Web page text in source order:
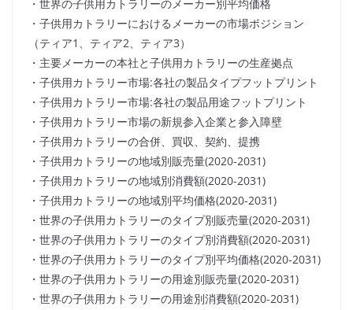
・世界の子供用カトラリーのメーカー別平均価格
・子供用カトラリーにおけるメーカーの市場ポジション
（ティア1、ティア2、ティア3）
・主要メーカーの本社と子供用カトラリーの生産拠点
・子供用カトラリー市場:各社の製品タイプフットプリント
・子供用カトラリー市場:各社の製品用途フットプリント
・子供用カトラリー市場の新規参入企業と参入障壁
・子供用カトラリーの合併、買収、契約、提携
・子供用カトラリーの地域別販売量(2020-2031)
・子供用カトラリーの地域別消費額(2020-2031)
・子供用カトラリーの地域別平均価格(2020-2031)
・世界の子供用カトラリーのタイプ別販売量(2020-2031)
・世界の子供用カトラリーのタイプ別消費額(2020-2031)
・世界の子供用カトラリーのタイプ別平均価格(2020-2031)
・世界の子供用カトラリーの用途別販売量(2020-2031)
・世界の子供用カトラリーの用途別消費額(2020-2031)